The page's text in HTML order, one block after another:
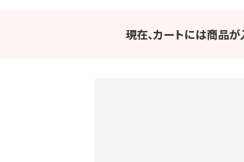
現在、カートには商品が